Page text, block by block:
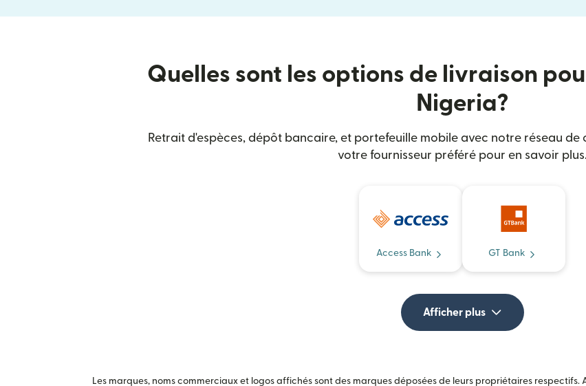
Quelles sont les options de livraison
Nigeria?
Retrait d'espèces, dépôt bancaire, et portefeuille mobile avec notre réseau
votre fournisseur préféré pour en savoir plus.
Access Bank GT Bank
Afficher plus
Les marques, noms commerciaux et logos affichés sont des marques déposées de leurs propriétaires